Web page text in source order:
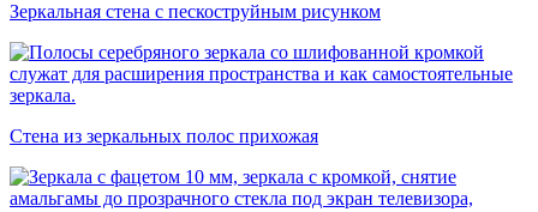
Зеркальная стена с пескоструйным рисунком
Стена из зеркальных полос прихожая